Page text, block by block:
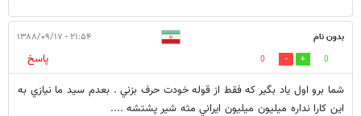
بدون نام ۲۱:۵۴ - ۱۳۸۸/۰۹/۱۷
0
0
پاسخ
شما برو اول ياد بگير كه فقط از قوله خودت حرف بزني . بعدم سيد ما نيازي به
اين كارا نداره ميليون ميليون ايراني مثه شير پشتشه ....